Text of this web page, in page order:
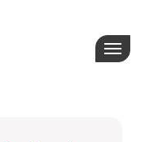
Toggle